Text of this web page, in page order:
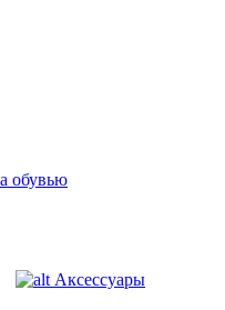
обувью
Аксессуары